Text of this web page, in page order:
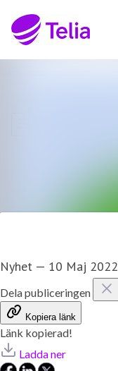
Nyhet — 10 Maj
Dela publiceringen
Kopiera länk
Länk kopierad!
Ladda ner